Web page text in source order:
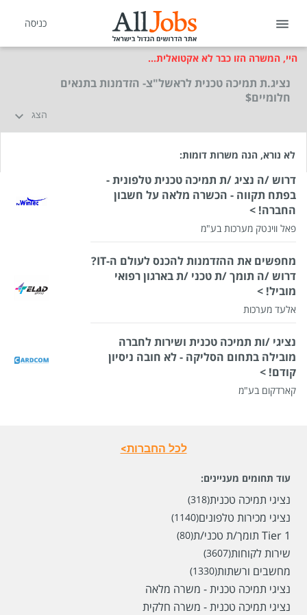
כניסה
היי, המשרה הזו כבר לא אקטואלית...
נציג.ת תמיכה טכנית לראשל"צ- הזדמנות בתנאים
חלומיים$
הצג
לא נורא, הנה משרות דומות:
דרוש /ה נציג /ת תמיכה טכנית טלפונית -
בפתח תקווה - הכשרה מלאה על חשבון
החברה! >
פאל ווינטק מערכות בע"מ
מחפשים את ההזדמנות להכנס לעולם ה-IT?
דרוש /ה תומך /ת טכני /ת בארגון רפואי
מוביל! >
אלעד מערכות
נציגי /ות תמיכה טכנית ושירות לחברה
מובילה בתחום הסליקה - לא חובה ניסיון
קודם! >
קארדקום בע"מ
לכל החברות>
עוד תחומים מעניינים:
נציגי תמיכה טכנית(318)
נציגי מכירות טלפונים(1140)
Tier 1 תומך/ת טכני/ת (80)
שירות לקוחות(3607)
מחשבים ורשתות(1330)
נציגי תמיכה טכנית - משרה מלאה
נציגי תמיכה טכנית - משרה חלקית